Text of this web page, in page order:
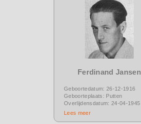
Ferdinand Jansen
Geboortedatum: 26-12-1916
Geboorteplaats: Putten
Overlijdensdatum: 24-04-1945
Lees meer